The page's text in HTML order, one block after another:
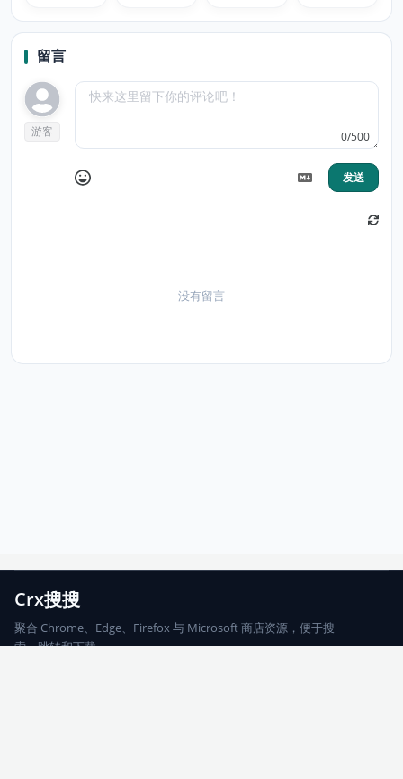
留言
游客 0/500
发送
没有留言
Crx搜搜
聚合 Chrome、Edge、Firefox 与 Microsoft 商店资源，便于搜
索、跳转和下载。